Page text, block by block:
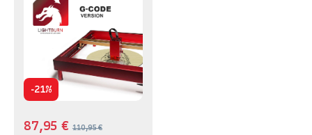
-21%
87,95€ 110,95€